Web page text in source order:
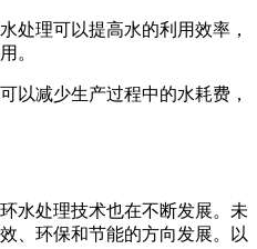
处理可以提高水的利用效率，
。
以减少生产过程中的水耗费，
水处理技术也在不断发展。未
、环保和节能的方向发展。以